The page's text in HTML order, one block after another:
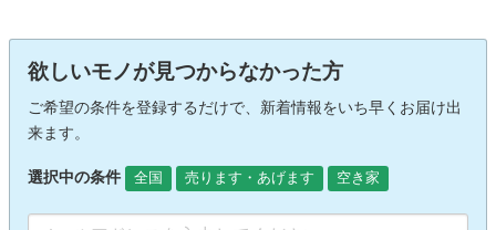
欲しいモノが見つからなかった方
ご希望の条件を登録するだけで、新着情報をいち早くお届け出
来ます。
選択中の条件 全国 売ります・あげます 空き家